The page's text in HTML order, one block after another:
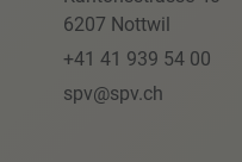
6207 Nottwil
+41 41 939 54 00
spv@spv.ch